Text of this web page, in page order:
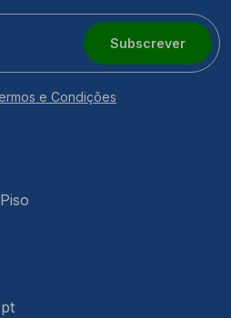
Subscrever
e Condições